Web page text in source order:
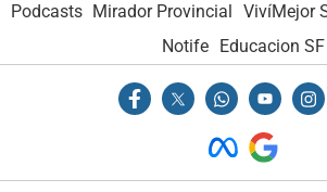
Podcasts Mirador Provincial VivíMejor
Notife Educacion SF